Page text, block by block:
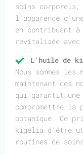
soins
l'apparence
en contribuant à
revitalisée
L'huile de
Nous sommes
maintenant des
qui garantit une
compromettre la
botanique. Ce
kigélia d'être
routines de